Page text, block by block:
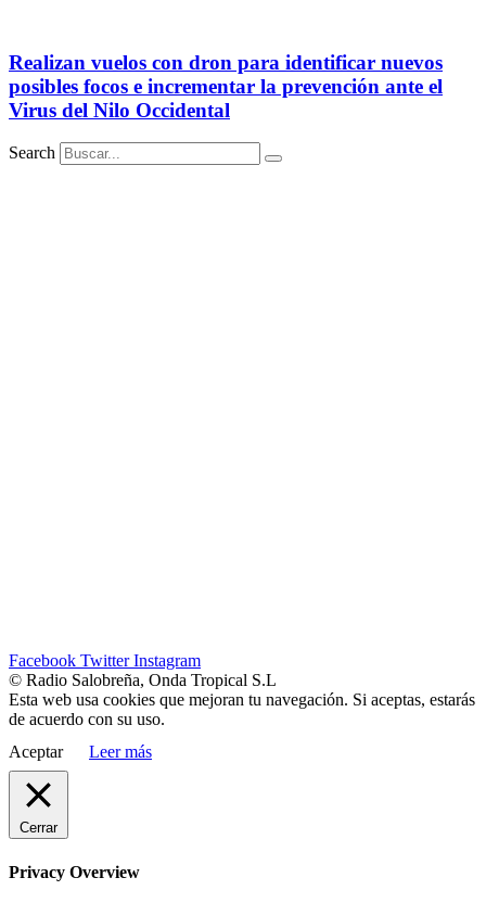
Realizan vuelos con dron para identificar nuevos
posibles focos e incrementar la prevención ante el
Virus del Nilo Occidental
Search
Facebook Twitter Instagram
© Radio Salobreña, Onda Tropical S.L
Esta web usa cookies que mejoran tu navegación. Si aceptas, estarás
de acuerdo con su uso.
Aceptar
Leer más
Cerrar
Privacy Overview